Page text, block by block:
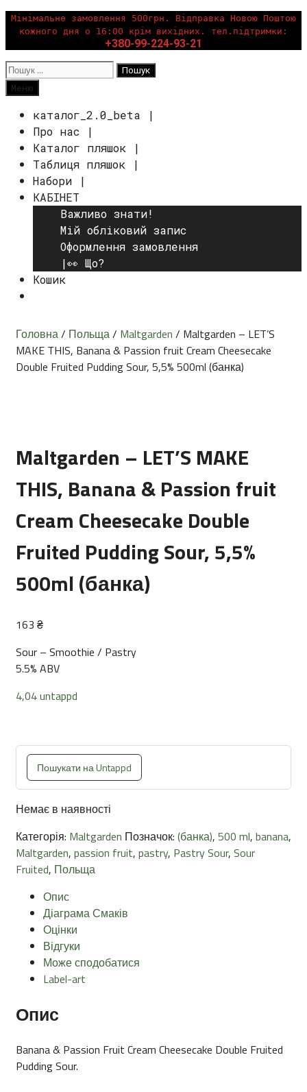
Перейти
вмісту
Мінімальне замовлення 500грн. Відправка Новою Поштою
кожного дня о 16:00 крім вихідних. тел.підтримки:
+380-99-224-93-21
Пошук:
Пошук
Меню
каталог_2.0_beta |
Про нас |
Каталог пляшок |
Таблиця пляшок |
Набори |
КАБІНЕТ
Важливо знати!
Мій обліковий запис
Оформлення замовлення
|👀 Що?
Кошик
Головна/ Польща/ Maltgarden / Maltgarden – LET’S
MAKE THIS, Banana & Passion fruit Cream Cheesecake
Double Fruited Pudding Sour, 5,5% 500ml (банка)
Maltgarden – LET’S MAKE
THIS, Banana & Passion fruit
Cream Cheesecake Double
Fruited Pudding Sour, 5,5%
500ml (банка)
163 ₴
Sour – Smoothie / Pastry
5.5% ABV
4,04 untappd
Пошукати на Untappd
Немає в наявності
Категорія: Maltgarden Позначок: (банка), 500 ml, banana,
Maltgarden, passion fruit, pastry, Pastry Sour, Sour
Fruited, Польща
Опис
Діаграма Смаків
Оцінки
Відгуки
Може сподобатися
Label-art
Опис
Banana & Passion Fruit Cream Cheesecake Double Fruited
Pudding Sour.